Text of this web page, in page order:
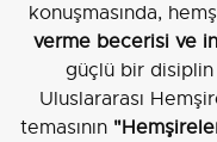
konuşmasında,
verme becerisi ve
güçlü bir disiplin
Uluslararası
temasının